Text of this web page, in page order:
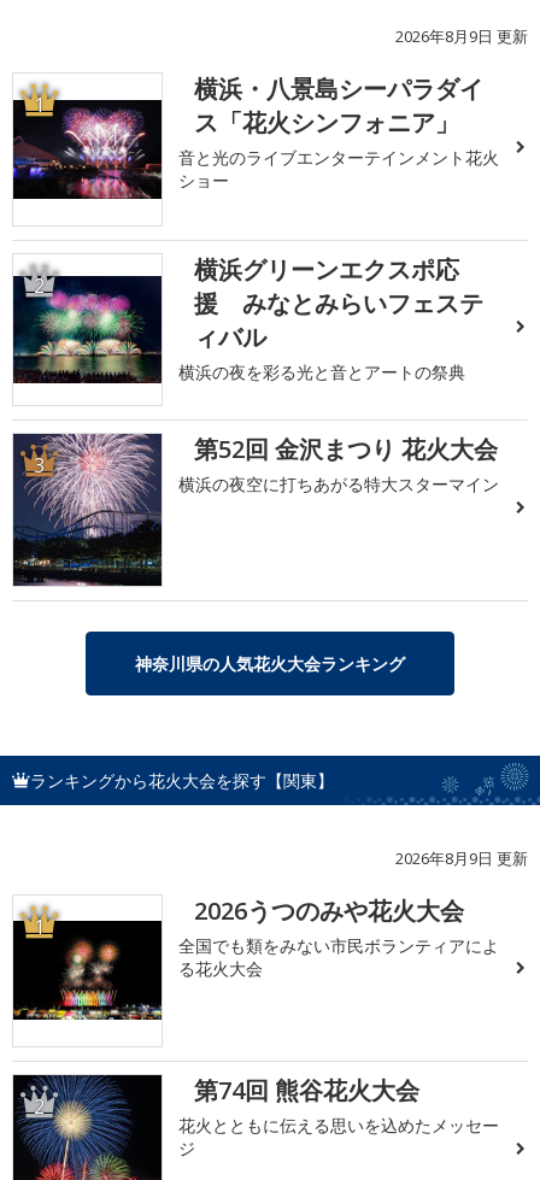
2026年8月9日 更新
1
横浜・八景島シーパラダイ
ス「花火シンフォニア」
音と光のライブエンターテインメント花火
ショー
2
横浜グリーンエクスポ応
援 みなとみらいフェステ
ィバル
横浜の夜を彩る光と音とアートの祭典
3 第52回 金沢まつり 花火大会
横浜の夜空に打ちあがる特大スターマイン
神奈川県の人気花火大会ランキング
ランキングから花火大会を探す【関東】
2026年8月9日 更新
1 2026うつのみや花火大会
全国でも類をみない市民ボランティアによ
る花火大会
2 第74回 熊谷花火大会
花火とともに伝える思いを込めたメッセー
ジ